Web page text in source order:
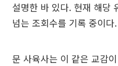
설명한 바 있다. 현재 해당
넘는 조회수를 기록 중이다.
문 사육사는 이 같은 교감